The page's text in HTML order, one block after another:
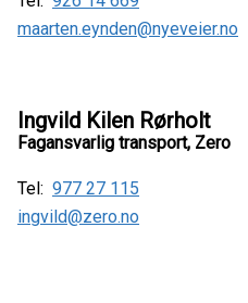
maarten.eynden@nyeveier.no
Ingvild Kilen Rørholt
Fagansvarlig transport, Zero
Tel: 977 27 115
ingvild@zero.no